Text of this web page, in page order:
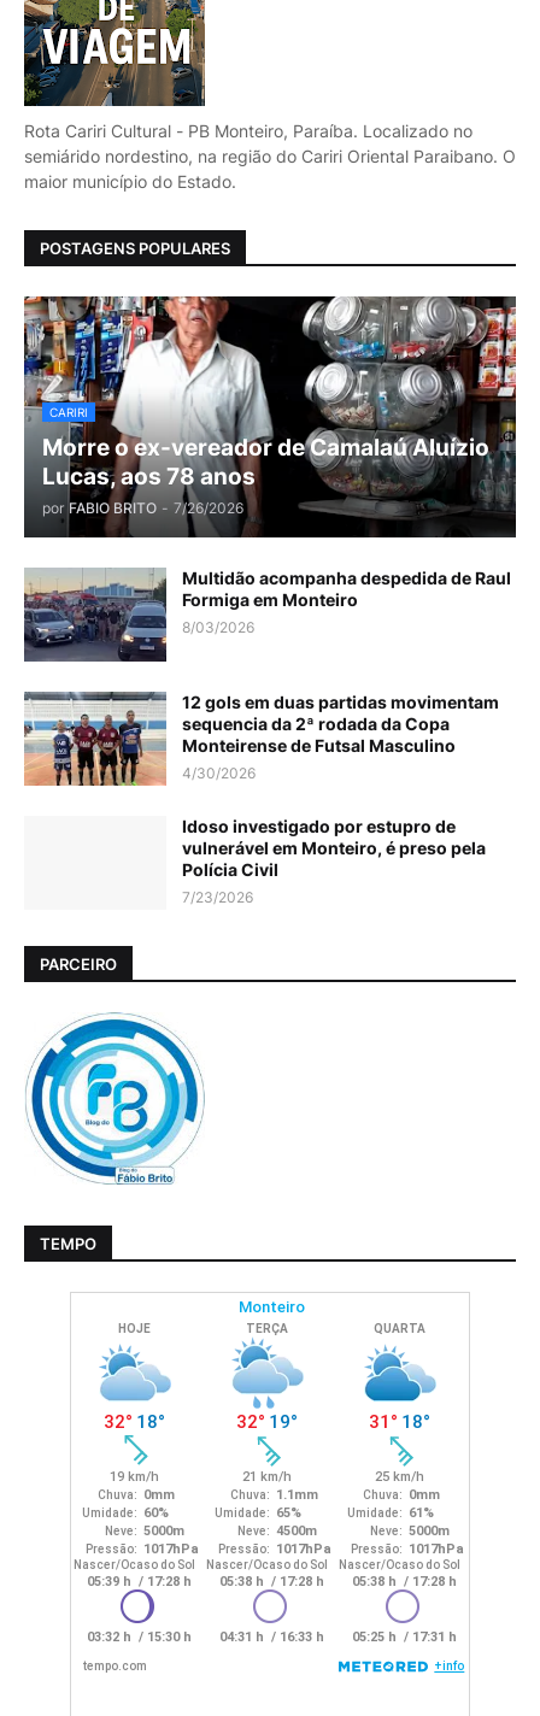
Rota Cariri Cultural - PB Monteiro, Paraíba. Localizado no
semiárido nordestino, na região do Cariri Oriental Paraibano. O
maior município do Estado.
POSTAGENS POPULARES
CARIRI
Morre o ex-vereador de Camalaú Aluízio
Lucas, aos 78 anos
por FABIO BRITO - 7/26/2026
Multidão acompanha despedida de Raul
Formiga em Monteiro
8/03/2026
12 gols em duas partidas movimentam
sequencia da 2ª rodada da Copa
Monteirense de Futsal Masculino
4/30/2026
Idoso investigado por estupro de
vulnerável em Monteiro, é preso pela
Polícia Civil
7/23/2026
PARCEIRO
TEMPO